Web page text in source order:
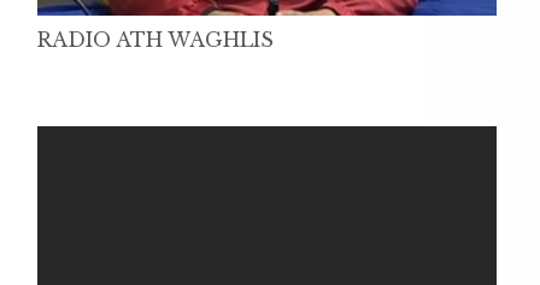
RADIO ATH WAGHLIS